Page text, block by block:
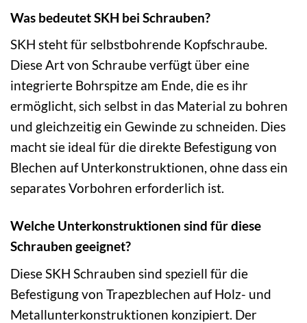
Was bedeutet SKH bei Schrauben?
SKH steht für selbstbohrende Kopfschraube.
Diese Art von Schraube verfügt über eine
integrierte Bohrspitze am Ende, die es ihr
ermöglicht, sich selbst in das Material zu bohren
und gleichzeitig ein Gewinde zu schneiden. Dies
macht sie ideal für die direkte Befestigung von
Blechen auf Unterkonstruktionen, ohne dass ein
separates Vorbohren erforderlich ist.
Welche Unterkonstruktionen sind für diese
Schrauben geeignet?
Diese SKH Schrauben sind speziell für die
Befestigung von Trapezblechen auf Holz- und
Metallunterkonstruktionen konzipiert. Der